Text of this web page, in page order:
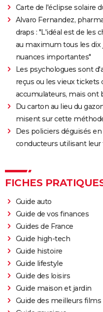
Carte de l'éclipse solaire
Alvaro Fernandez,
draps : "L'idéal est de les
au maximum tous les dix
nuances importantes"
Les psychologues sont
reçus ou les vieux tickets
accumulateurs, mais ont
Du carton au lieu du
misent sur cette
Des policiers déguisés
conducteurs utilisant
FICHES
Guide auto
Guide de vos finances
Guides de France
Guide high-tech
Guide histoire
Guide lifestyle
Guide des loisirs
Guide maison et jardin
Guide des meilleurs films